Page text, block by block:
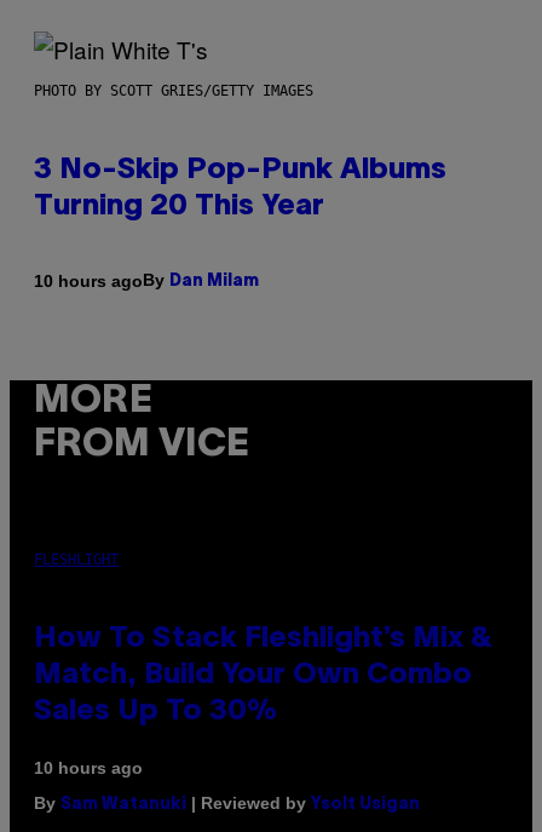
PHOTO BY SCOTT GRIES/GETTY IMAGES
3 No-Skip Pop-Punk Albums
Turning 20 This Year
10 hours agoBy Dan Milam
MORE
FROM VICE
FLESHLIGHT
How To Stack Fleshlight’s Mix &
Match, Build Your Own Combo
Sales Up To 30%
10 hours ago
By Sam Watanuki | Reviewed by Ysolt Usigan